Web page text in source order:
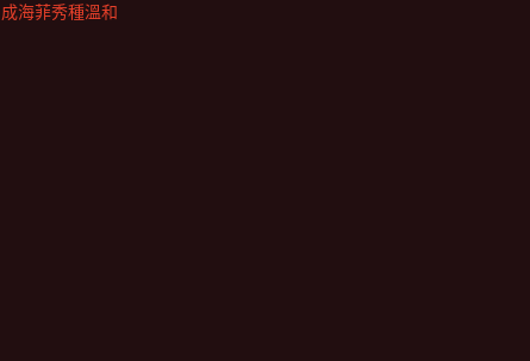
成海菲秀種溫和